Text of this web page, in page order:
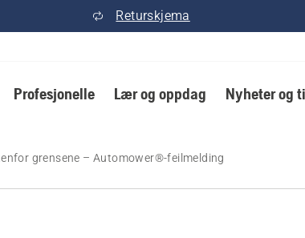
Returskjema
Profesjonelle Lær og oppdag Nyheter og
grensene – Automower®-feilmelding